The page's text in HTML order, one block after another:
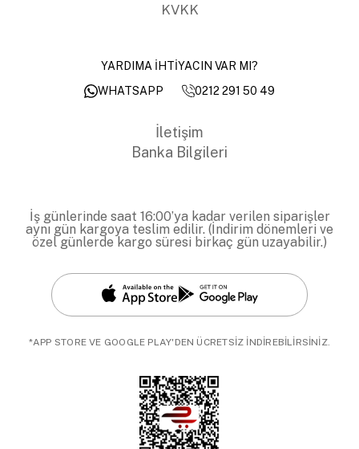
KVKK
YARDIMA İHTİYACIN VAR MI?
WHATSAPP
0212 291 50 49
İletişim
Banka Bilgileri
İş günlerinde saat 16:00’ya kadar verilen siparişler
aynı gün kargoya teslim edilir. (İndirim dönemleri ve
özel günlerde kargo süresi birkaç gün uzayabilir.)
*APP STORE VE GOOGLE PLAY'DEN ÜCRETSİZ İNDİREBİLİRSİNİZ.